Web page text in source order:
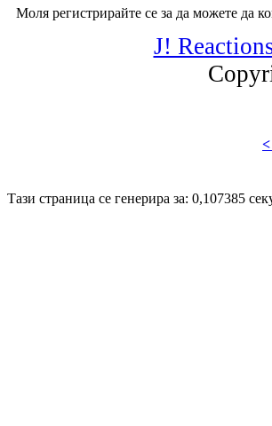
Моля регистрирайте се за да можете да
J!
Тази страница се генерира за: 0,107385